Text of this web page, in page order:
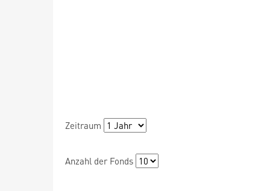
Zeitraum
Anzahl der Fonds